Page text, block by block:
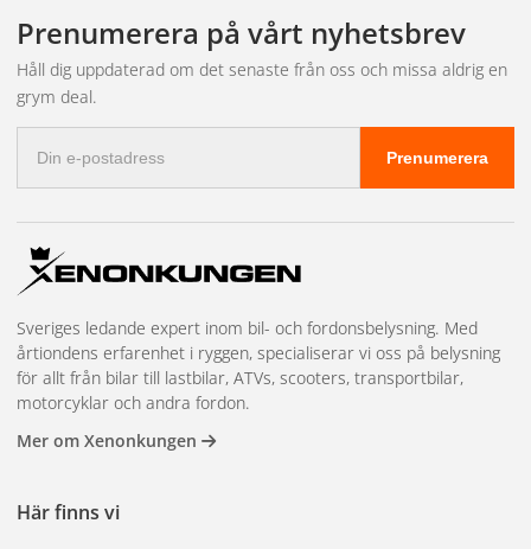
fakturabetalning, mängdrabatter, en dedikerad kundansvarig och
prioriterad lagerreservation på högvolymsartiklar. Vi har även
showroom i Kungsbacka för demonstrationer och teknisk
rådgivning. Läs mer och kom igång på
Prenumerera på vårt nyhetsbrev
Håll dig uppdaterad om det senaste från oss och missa aldrig en
grym deal.
postadress
Prenumerera
Sveriges ledande expert inom bil- och fordonsbelysning. Med
årtiondens erfarenhet i ryggen, specialiserar vi oss på belysning
för allt från bilar till lastbilar, ATVs, scooters, transportbilar,
motorcyklar och andra fordon.
Mer om Xenonkungen
Här finns vi